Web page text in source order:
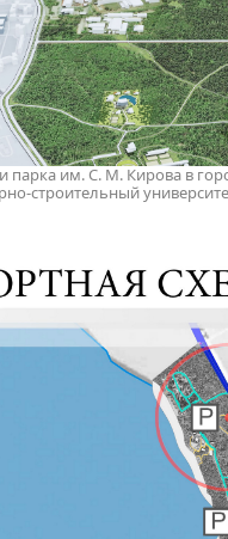
парка им. С. М. Кирова в
строительный